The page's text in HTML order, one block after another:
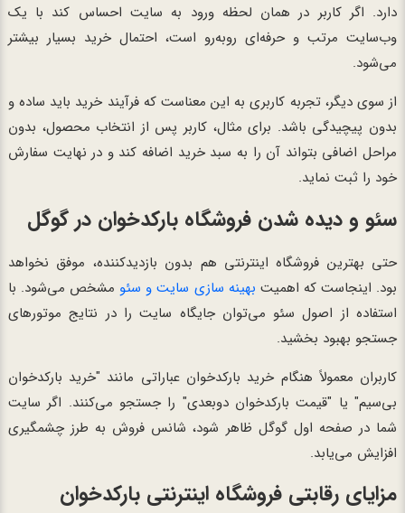
دارد. اگر کاربر در همان لحظه ورود به سایت احساس کند با یک
وب‌سایت مرتب و حرفه‌ای روبه‌رو است، احتمال خرید بسیار بیشتر
می‌شود.
از سوی دیگر، تجربه کاربری به این معناست که فرآیند خرید باید ساده و
بدون پیچیدگی باشد. برای مثال، کاربر پس از انتخاب محصول، بدون
مراحل اضافی بتواند آن را به سبد خرید اضافه کند و در نهایت سفارش
خود را ثبت نماید.
سئو و دیده شدن فروشگاه بارکدخوان در گوگل
حتی بهترین فروشگاه اینترنتی هم بدون بازدیدکننده، موفق نخواهد
بود. اینجاست که اهمیت بهینه سازی سایت و سئو مشخص می‌شود. با
استفاده از اصول سئو می‌توان جایگاه سایت را در نتایج موتورهای
جستجو بهبود بخشید.
کاربران معمولاً هنگام خرید بارکدخوان عباراتی مانند "خرید بارکدخوان
بی‌سیم" یا "قیمت بارکدخوان دوبعدی" را جستجو می‌کنند. اگر سایت
شما در صفحه اول گوگل ظاهر شود، شانس فروش به طرز چشمگیری
افزایش می‌یابد.
مزایای رقابتی فروشگاه اینترنتی بارکدخوان